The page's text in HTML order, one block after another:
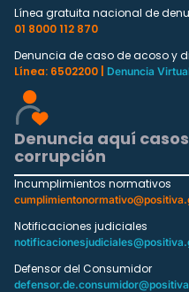
Línea gratuita nacional de
01 8000 112 870
Denuncia de caso de acoso y
Línea: 6502200 |
Denuncia
Denuncia aquí
corrupción
Incumplimientos normativos
Notificaciones judiciales
Defensor del Consumidor